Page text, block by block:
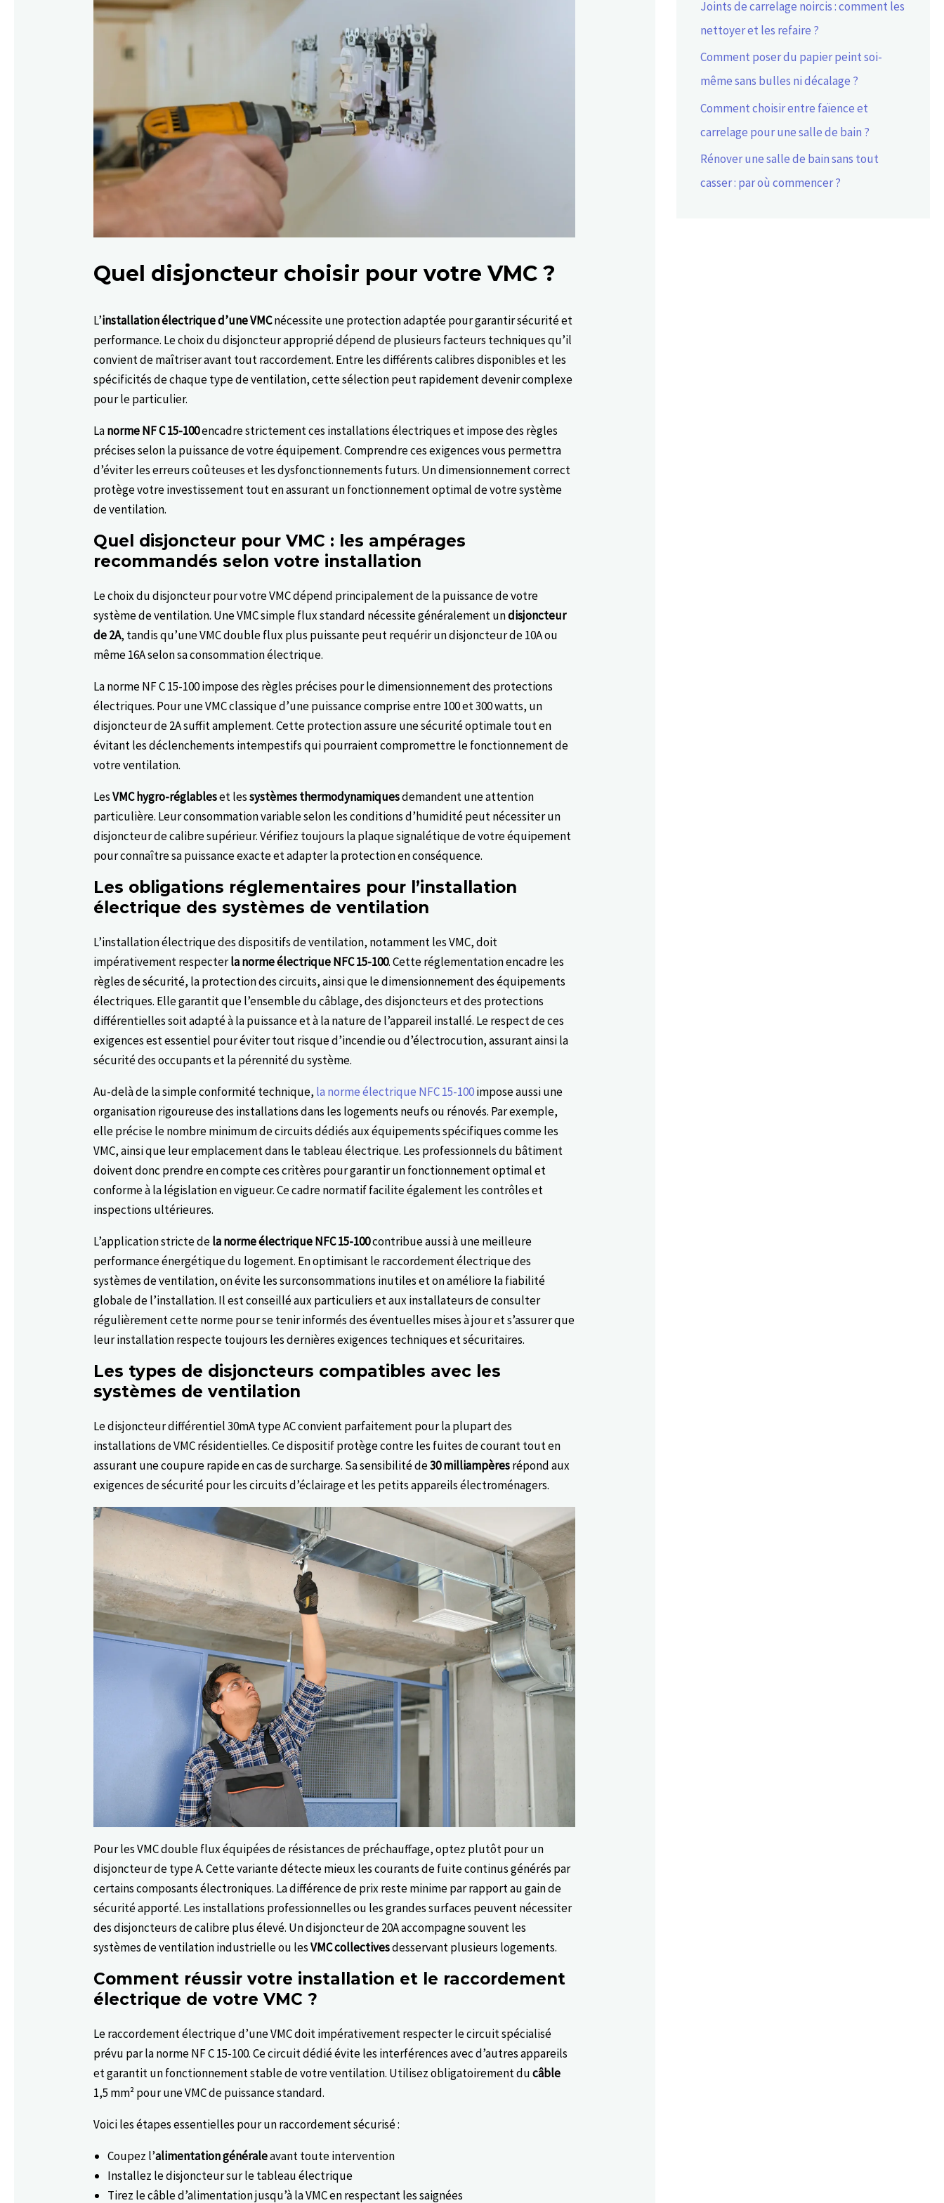
Quel disjoncteur choisir pour votre VMC ?
L’installation électrique d’une VMCnécessite une protection adaptée pour garantir sécurité et
performance. Le choix du disjoncteur approprié dépend de plusieurs facteurs techniques qu’il
convient de maîtriser avant tout raccordement. Entre les différents calibres disponibles et les
spécificités de chaque type de ventilation, cette sélection peut rapidement devenir complexe
pour le particulier.
Lanorme NF C 15-100encadre strictement ces installations électriques et impose des règles
précises selon la puissance de votre équipement. Comprendre ces exigences vous permettra
d’éviter les erreurs coûteuses et les dysfonctionnements futurs. Un dimensionnement correct
protège votre investissement tout en assurant un fonctionnement optimal de votre système
de ventilation.
Quel disjoncteur pour VMC : les ampérages
recommandés selon votre installation
Le choix du disjoncteur pour votre VMC dépend principalement de la puissance de votre
système de ventilation. Une VMC simple flux standard nécessite généralement undisjoncteur
de 2A, tandis qu’une VMC double flux plus puissante peut requérir un disjoncteur de 10A ou
même 16A selon sa consommation électrique.
La norme NF C 15-100 impose des règles précises pour le dimensionnement des protections
électriques. Pour une VMC classique d’une puissance comprise entre 100 et 300 watts, un
disjoncteur de 2A suffit amplement. Cette protection assure une sécurité optimale tout en
évitant les déclenchements intempestifs qui pourraient compromettre le fonctionnement de
votre ventilation.
LesVMC hygro-réglableset lessystèmes thermodynamiquesdemandent une attention
particulière. Leur consommation variable selon les conditions d’humidité peut nécessiter un
disjoncteur de calibre supérieur. Vérifiez toujours la plaque signalétique de votre équipement
pour connaître sa puissance exacte et adapter la protection en conséquence.
Les obligations réglementaires pour l’installation
électrique des systèmes de ventilation
L’installation électrique des dispositifs de ventilation, notamment les VMC, doit
impérativement respecterla norme électrique NFC 15-100. Cette réglementation encadre les
règles de sécurité, la protection des circuits, ainsi que le dimensionnement des équipements
électriques. Elle garantit que l’ensemble du câblage, des disjoncteurs et des protections
différentielles soit adapté à la puissance et à la nature de l’appareil installé. Le respect de ces
exigences est essentiel pour éviter tout risque d’incendie ou d’électrocution, assurant ainsi la
sécurité des occupants et la pérennité du système.
Au-delà de la simple conformité technique, la norme électrique NFC 15-100impose aussi une
organisation rigoureuse des installations dans les logements neufs ou rénovés. Par exemple,
elle précise le nombre minimum de circuits dédiés aux équipements spécifiques comme les
VMC, ainsi que leur emplacement dans le tableau électrique. Les professionnels du bâtiment
doivent donc prendre en compte ces critères pour garantir un fonctionnement optimal et
conforme à la législation en vigueur. Ce cadre normatif facilite également les contrôles et
inspections ultérieures.
L’application stricte dela norme électrique NFC 15-100contribue aussi à une meilleure
performance énergétique du logement. En optimisant le raccordement électrique des
systèmes de ventilation, on évite les surconsommations inutiles et on améliore la fiabilité
globale de l’installation. Il est conseillé aux particuliers et aux installateurs de consulter
régulièrement cette norme pour se tenir informés des éventuelles mises à jour et s’assurer que
leur installation respecte toujours les dernières exigences techniques et sécuritaires.
Les types de disjoncteurs compatibles avec les
systèmes de ventilation
Le disjoncteur différentiel 30mA type AC convient parfaitement pour la plupart des
installations de VMC résidentielles. Ce dispositif protège contre les fuites de courant tout en
assurant une coupure rapide en cas de surcharge. Sa sensibilité de30 milliampèresrépond aux
exigences de sécurité pour les circuits d’éclairage et les petits appareils électroménagers.
Pour les VMC double flux équipées de résistances de préchauffage, optez plutôt pour un
disjoncteur de type A. Cette variante détecte mieux les courants de fuite continus générés par
certains composants électroniques. La différence de prix reste minime par rapport au gain de
sécurité apporté. Les installations professionnelles ou les grandes surfaces peuvent nécessiter
des disjoncteurs de calibre plus élevé. Un disjoncteur de 20A accompagne souvent les
systèmes de ventilation industrielle ou lesVMC collectivesdesservant plusieurs logements.
Comment réussir votre installation et le raccordement
électrique de votre VMC ?
Le raccordement électrique d’une VMC doit impérativement respecter le circuit spécialisé
prévu par la norme NF C 15-100. Ce circuit dédié évite les interférences avec d’autres appareils
et garantit un fonctionnement stable de votre ventilation. Utilisez obligatoirement ducâble
1,5 mm² pour une VMC de puissance standard.
Voici les étapes essentielles pour un raccordement sécurisé :
Coupez l’alimentation généraleavant toute intervention
Installez le disjoncteur sur le tableau électrique
Tirez le câble d’alimentation jusqu’à la VMC en respectant les saignées
Joints de carrelage noircis : comment les
nettoyer et les refaire ?
Comment poser du papier peint soi-
même sans bulles ni décalage ?
Comment choisir entre faïence et
carrelage pour une salle de bain ?
Rénover une salle de bain sans tout
casser : par où commencer ?